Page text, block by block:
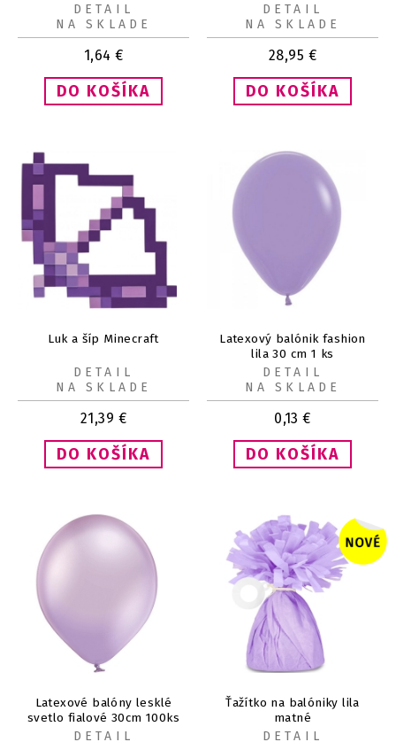
1,64 €
DETAIL
NA SKLADE
28,95 €
DETAIL
NA SKLADE
Luk a šíp Minecraft
21,39 €
DETAIL
NA SKLADE
Latexový balónik fashion
lila 30 cm 1 ks
0,13 €
DETAIL
NA SKLADE
Latexové balóny lesklé
svetlo fialové 30cm 100ks
DETAIL
Ťažítko na balóniky lila
matné
DETAIL